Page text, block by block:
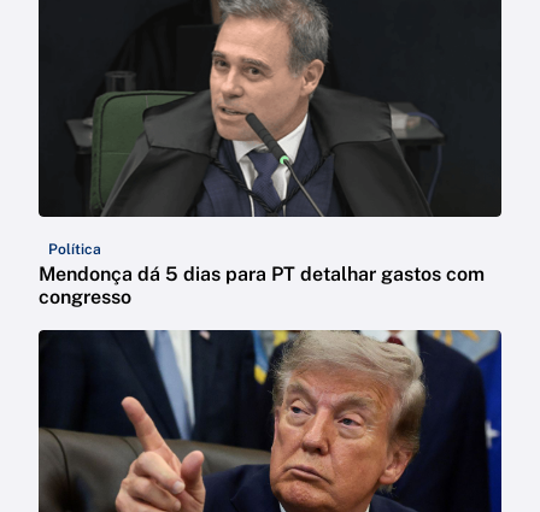
Política
Mendonça dá 5 dias para PT detalhar gastos com
congresso